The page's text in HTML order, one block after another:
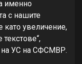
именно
с нашите
като увеличение,
на УС на СФСМВР.